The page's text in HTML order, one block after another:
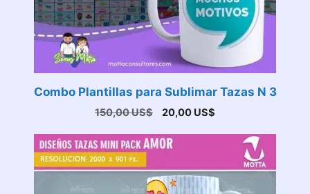
Combo Plantillas para Sublimar Tazas N 3
150,00US$
El
original
150,00 US$.
20,00 US$
actual
20,00 US$.